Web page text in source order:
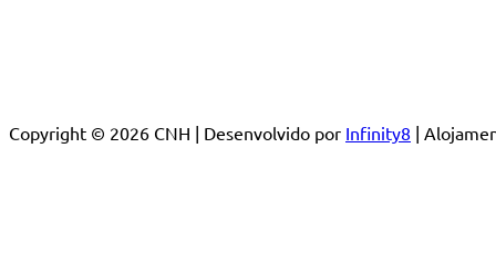
Copyright © 2026 CNH | Desenvolvido por Infinity8 |